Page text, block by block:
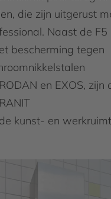
die zijn uitgerust
Naast de F5
bescherming tegen
en EXOS, zijn
kunst- en